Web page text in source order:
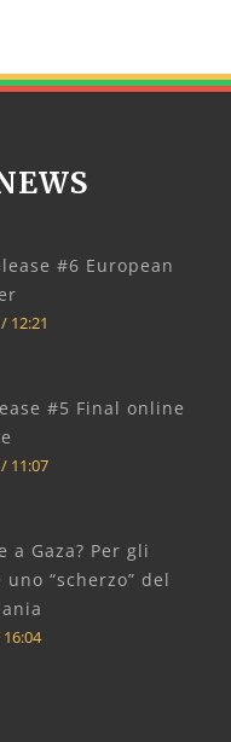
#6 European
12:21
#5 Final online
11:07
Gaza? Per gli
“scherzo” del
16:04